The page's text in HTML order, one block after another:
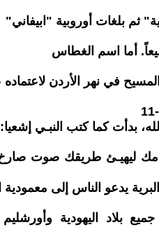
ثم بلغات أوروبية "ابيفاني"
أما اسم الغطاس
في نهر الأردن لاعتماده
بدأت كما كتب النبـي إشعيا:
ليهيـئ طريقك صوت صارخ
يدعو الناس إلى معمودية
بلاد اليهودية